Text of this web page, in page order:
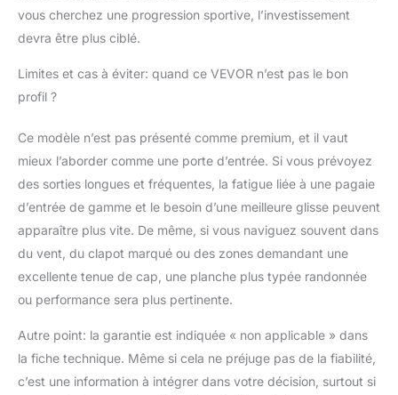
vous cherchez une progression sportive, l’investissement
devra être plus ciblé.
Limites et cas à éviter: quand ce VEVOR n’est pas le bon
profil ?
Ce modèle n’est pas présenté comme premium, et il vaut
mieux l’aborder comme une porte d’entrée. Si vous prévoyez
des sorties longues et fréquentes, la fatigue liée à une pagaie
d’entrée de gamme et le besoin d’une meilleure glisse peuvent
apparaître plus vite. De même, si vous naviguez souvent dans
du vent, du clapot marqué ou des zones demandant une
excellente tenue de cap, une planche plus typée randonnée
ou performance sera plus pertinente.
Autre point: la garantie est indiquée « non applicable » dans
la fiche technique. Même si cela ne préjuge pas de la fiabilité,
c’est une information à intégrer dans votre décision, surtout si